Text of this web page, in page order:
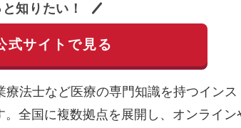
知りたい！
式サイトで見る
法士など医療の専門知識を持つイン
全国に複数拠点を展開し、オンライン